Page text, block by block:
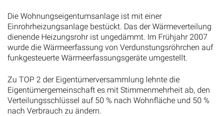
Die Wohnungseigentumsanlage ist mit einer
Einrohrheizungsanlage bestückt. Das der Wärmeverteilung
dienende Heizungsrohr ist ungedämmt. Im Frühjahr 2007
wurde die Wärmeerfassung von Verdunstungsröhrchen auf
funkgesteuerte Wärmeerfassungsgeräte umgestellt.
Zu TOP 2 der Eigentümerversammlung lehnte die
Eigentümergemeinschaft es mit Stimmenmehrheit ab, den
Verteilungsschlüssel auf 50 % nach Wohnfläche und 50 %
nach Verbrauch zu ändern.